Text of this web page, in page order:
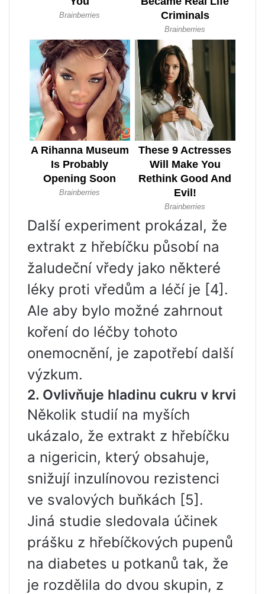
Další experiment prokázal, že
extrakt z hřebíčku působí na
žaludeční vředy jako některé
léky proti vředům a léčí je [4].
Ale aby bylo možné zahrnout
koření do léčby tohoto
onemocnění, je zapotřebí další
výzkum.
2. Ovlivňuje hladinu cukru v krvi
Několik studií na myších
ukázalo, že extrakt z hřebíčku
a nigericin, který obsahuje,
snižují inzulínovou rezistenci
ve svalových buňkách [5].
Jiná studie sledovala účinek
prášku z hřebíčkových pupenů
na diabetes u potkanů ​​tak, že
je rozdělila do dvou skupin, z